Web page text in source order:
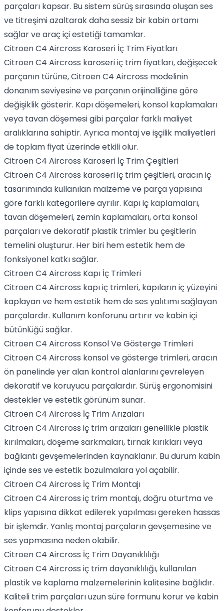
parçaları kapsar. Bu sistem sürüş sırasında oluşan ses
ve titreşimi azaltarak daha sessiz bir kabin ortamı
sağlar ve araç içi estetiği tamamlar.
Citroen C4 Aircross Karoseri İç Trim Fiyatları
Citroen C4 Aircross karoseri iç trim fiyatları, değişecek
parçanın türüne, Citroen C4 Aircross modelinin
donanım seviyesine ve parçanın orijinalliğine göre
değişiklik gösterir. Kapı döşemeleri, konsol kaplamaları
veya tavan döşemesi gibi parçalar farklı maliyet
aralıklarına sahiptir. Ayrıca montaj ve işçilik maliyetleri
de toplam fiyat üzerinde etkili olur.
Citroen C4 Aircross Karoseri İç Trim Çeşitleri
Citroen C4 Aircross karoseri iç trim çeşitleri, aracın iç
tasarımında kullanılan malzeme ve parça yapısına
göre farklı kategorilere ayrılır. Kapı iç kaplamaları,
tavan döşemeleri, zemin kaplamaları, orta konsol
parçaları ve dekoratif plastik trimler bu çeşitlerin
temelini oluşturur. Her biri hem estetik hem de
fonksiyonel katkı sağlar.
Citroen C4 Aircross Kapı İç Trimleri
Citroen C4 Aircross kapı iç trimleri, kapıların iç yüzeyini
kaplayan ve hem estetik hem de ses yalıtımı sağlayan
parçalardır. Kullanım konforunu artırır ve kabin içi
bütünlüğü sağlar.
Citroen C4 Aircross Konsol Ve Gösterge Trimleri
Citroen C4 Aircross konsol ve gösterge trimleri, aracın
ön panelinde yer alan kontrol alanlarını çevreleyen
dekoratif ve koruyucu parçalardır. Sürüş ergonomisini
destekler ve estetik görünüm sunar.
Citroen C4 Aircross İç Trim Arızaları
Citroen C4 Aircross iç trim arızaları genellikle plastik
kırılmaları, döşeme sarkmaları, tırnak kırıkları veya
bağlantı gevşemelerinden kaynaklanır. Bu durum kabin
içinde ses ve estetik bozulmalara yol açabilir.
Citroen C4 Aircross İç Trim Montajı
Citroen C4 Aircross iç trim montajı, doğru oturtma ve
klips yapısına dikkat edilerek yapılması gereken hassas
bir işlemdir. Yanlış montaj parçaların gevşemesine ve
ses yapmasına neden olabilir.
Citroen C4 Aircross İç Trim Dayanıklılığı
Citroen C4 Aircross iç trim dayanıklılığı, kullanılan
plastik ve kaplama malzemelerinin kalitesine bağlıdır.
Kaliteli trim parçaları uzun süre formunu korur ve kabin